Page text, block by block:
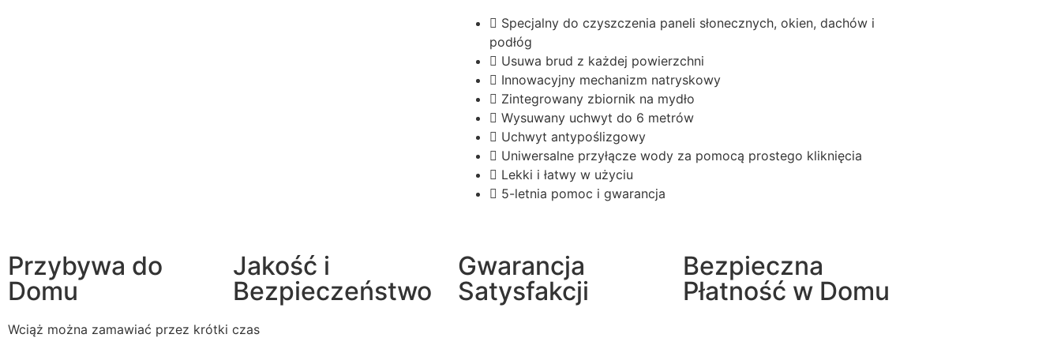
Specjalny do czyszczenia paneli słonecznych, okien, dachów i
podłóg
Usuwa brud z każdej powierzchni
Innowacyjny mechanizm natryskowy
Zintegrowany zbiornik na mydło
Wysuwany uchwyt do 6 metrów
Uchwyt antypoślizgowy
Uniwersalne przyłącze wody za pomocą prostego kliknięcia
Lekki i łatwy w użyciu
5-letnia pomoc i gwarancja
Przybywa do
Domu
Jakość i
Bezpieczeństwo
Gwarancja
Satysfakcji
Bezpieczna
Płatność w Domu
Wciąż można zamawiać przez krótki czas